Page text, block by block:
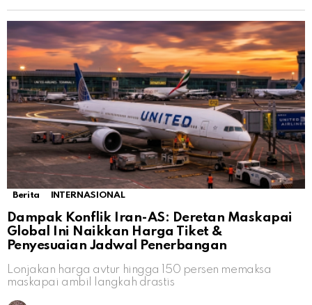
Berita INTERNASIONAL
Dampak Konflik Iran-AS: Deretan Maskapai
Global Ini Naikkan Harga Tiket &
Penyesuaian Jadwal Penerbangan
Lonjakan harga avtur hingga 150 persen memaksa
maskapai ambil langkah drastis